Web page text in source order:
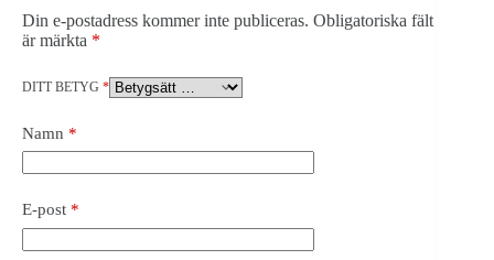
Din e-postadress kommer inte publiceras. Obligatoriska fält
är märkta *
DITT BETYG *
Namn *
E-post *